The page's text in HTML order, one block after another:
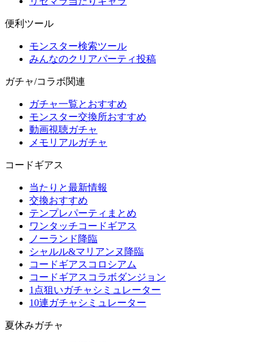
便利ツール
モンスター検索ツール
みんなのクリアパーティ投稿
ガチャ/コラボ関連
ガチャ一覧とおすすめ
モンスター交換所おすすめ
動画視聴ガチャ
メモリアルガチャ
コードギアス
当たりと最新情報
交換おすすめ
テンプレパーティまとめ
ワンタッチコードギアス
ノーランド降臨
シャルル&マリアンヌ降臨
コードギアスコロシアム
コードギアスコラボダンジョン
1点狙いガチャシミュレーター
10連ガチャシミュレーター
夏休みガチャ